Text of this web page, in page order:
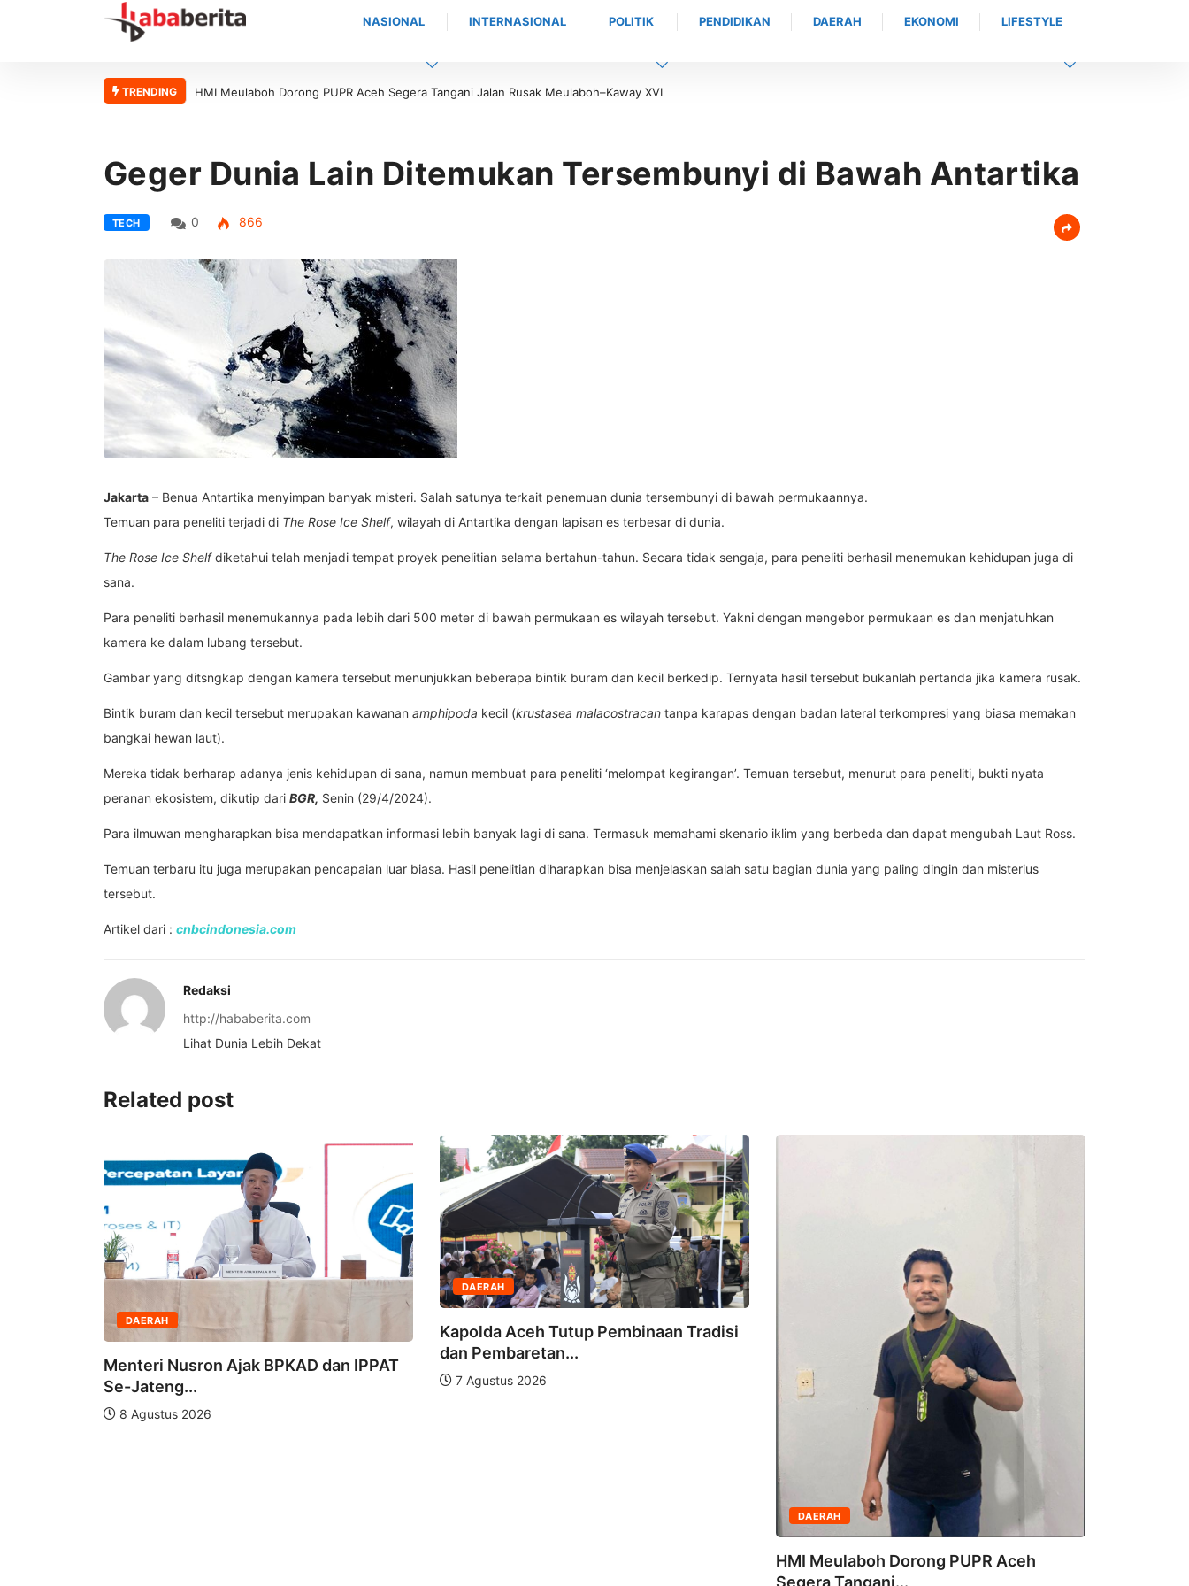
NASIONAL INTERNASIONAL POLITIK PENDIDIKAN DAERAH EKONOMI LIFESTYLE
TRENDING HMI Meulaboh Dorong PUPR Aceh Segera Tangani Jalan Rusak Meulaboh–Kaway XVI
Geger Dunia Lain Ditemukan Tersembunyi di Bawah Antartika
TECH 0 866
Jakarta – Benua Antartika menyimpan banyak misteri. Salah satunya terkait penemuan dunia tersembunyi di bawah permukaannya.
Temuan para peneliti terjadi di The Rose Ice Shelf, wilayah di Antartika dengan lapisan es terbesar di dunia.
The Rose Ice Shelfdiketahui telah menjadi tempat proyek penelitian selama bertahun-tahun. Secara tidak sengaja, para peneliti berhasil menemukan kehidupan juga di
sana.
Para peneliti berhasil menemukannya pada lebih dari 500 meter di bawah permukaan es wilayah tersebut. Yakni dengan mengebor permukaan es dan menjatuhkan
kamera ke dalam lubang tersebut.
Gambar yang ditsngkap dengan kamera tersebut menunjukkan beberapa bintik buram dan kecil berkedip. Ternyata hasil tersebut bukanlah pertanda jika kamera rusak.
Bintik buram dan kecil tersebut merupakan kawanan amphipoda kecil (krustasea malacostracan tanpa karapas dengan badan lateral terkompresi yang biasa memakan
bangkai hewan laut).
Mereka tidak berharap adanya jenis kehidupan di sana, namun membuat para peneliti ‘melompat kegirangan’. Temuan tersebut, menurut para peneliti, bukti nyata
peranan ekosistem, dikutip dari BGR, Senin (29/4/2024).
Para ilmuwan mengharapkan bisa mendapatkan informasi lebih banyak lagi di sana. Termasuk memahami skenario iklim yang berbeda dan dapat mengubah Laut Ross.
Temuan terbaru itu juga merupakan pencapaian luar biasa. Hasil penelitian diharapkan bisa menjelaskan salah satu bagian dunia yang paling dingin dan misterius
tersebut.
Artikel dari : cnbcindonesia.com
Redaksi
http://hababerita.com
Lihat Dunia Lebih Dekat
Related post
Ajak BPKAD dan IPPAT
DAERAH
Kapolda Aceh Tutup Pembinaan Tradisi
HMI Meulaboh Dorong PUPR Aceh
DAERAH
Menteri Nusron Ajak BPKAD dan
Se-Jateng...
8 Agustus 2026